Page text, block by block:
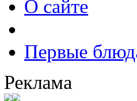
О сайте
Первые
Реклама